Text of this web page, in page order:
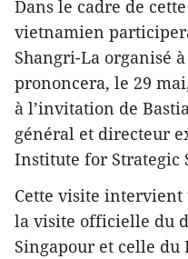
Dans le cadre de
vietnamien
Shangri-La organisé
prononcera, le 29
à l’invitation de
général et directeur
Institute for Strategic
Cette visite intervient
la visite officielle du
Singapour et celle